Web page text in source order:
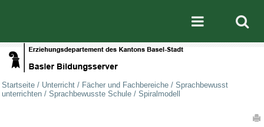
Mobile
Startseite / Unterricht / Fächer und Fachbereiche / Sprachbewusst
unterrichten / Sprachbewusste Schule / Spiralmodell